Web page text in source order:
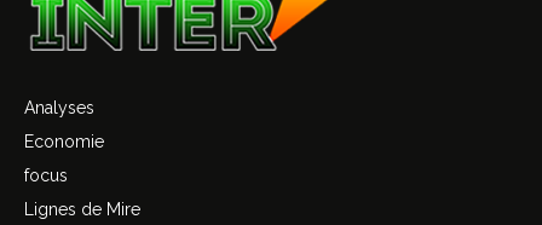
Analyses
Economie
focus
Lignes de Mire